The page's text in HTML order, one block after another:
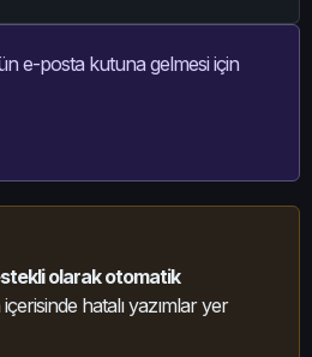
e-posta kutuna gelmesi için
olarak otomatik
hatalı yazımlar yer